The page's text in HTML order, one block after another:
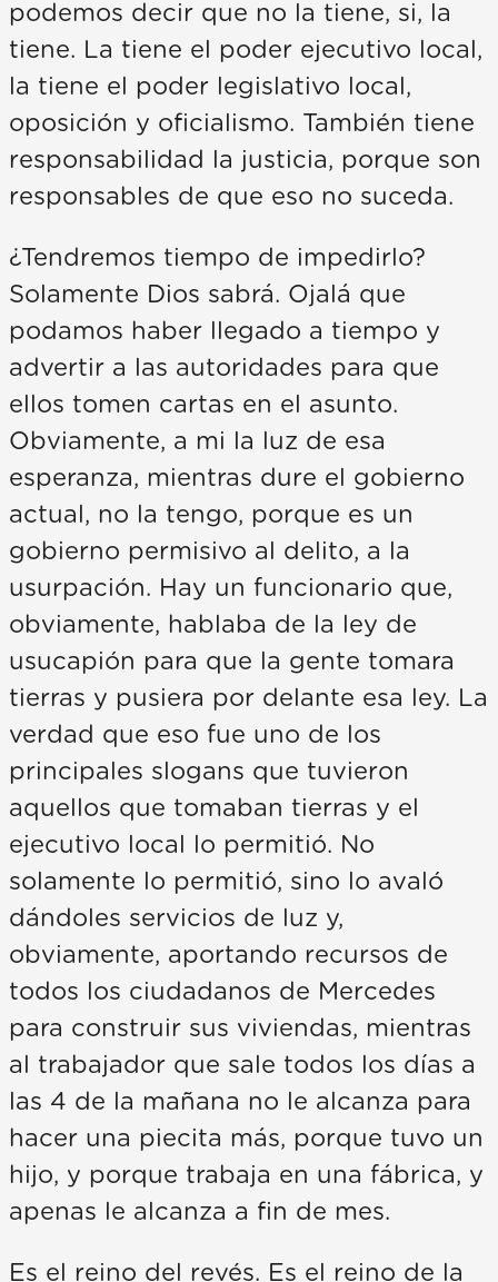
podemos decir que no la tiene, si, la
tiene. La tiene el poder ejecutivo local,
la tiene el poder legislativo local,
oposición y oficialismo. También tiene
responsabilidad la justicia, porque son
responsables de que eso no suceda.
¿Tendremos tiempo de impedirlo?
Solamente Dios sabrá. Ojalá que
podamos haber llegado a tiempo y
advertir a las autoridades para que
ellos tomen cartas en el asunto.
Obviamente, a mi la luz de esa
esperanza, mientras dure el gobierno
actual, no la tengo, porque es un
gobierno permisivo al delito, a la
usurpación. Hay un funcionario que,
obviamente, hablaba de la ley de
usucapión para que la gente tomara
tierras y pusiera por delante esa ley. La
verdad que eso fue uno de los
principales slogans que tuvieron
aquellos que tomaban tierras y el
ejecutivo local lo permitió. No
solamente lo permitió, sino lo avaló
dándoles servicios de luz y,
obviamente, aportando recursos de
todos los ciudadanos de Mercedes
para construir sus viviendas, mientras
al trabajador que sale todos los días a
las 4 de la mañana no le alcanza para
hacer una piecita más, porque tuvo un
hijo, y porque trabaja en una fábrica, y
apenas le alcanza a fin de mes.
Es el reino del revés. Es el reino de la